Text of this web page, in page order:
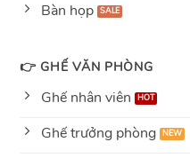
Bàn họp
👉 GHẾ VĂN PHÒNG
Ghế nhân viên
Ghế trưởng phòng